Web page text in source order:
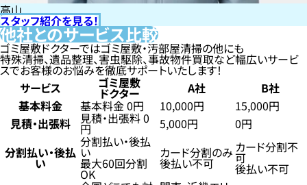
高山
スタッフ紹介を見る！
他社とのサービス比較
ゴミ屋敷ドクターではゴミ屋敷・汚部屋清掃の他にも
特殊清掃、遺品整理、害虫駆除、事故物件買取など幅広いサービ
スでお客様のお悩みを徹底サポートいたします！
サービス
ゴミ屋敷
ドクター A社
B社
基本料金
基本料金 0円 10,000円
15,000円
見積・出張料
見積・出張料 0
円 5,000円
0円
分割払い・後払
い
分割払い・後払
い
最大60回分割
OK
カード分割のみ
後払い不可
カード分割不
可
後払い不可